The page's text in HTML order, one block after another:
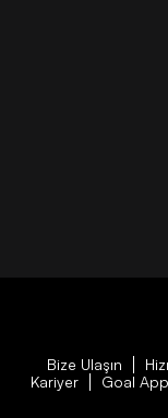
Bize Ulaşın
Kariyer
Goal